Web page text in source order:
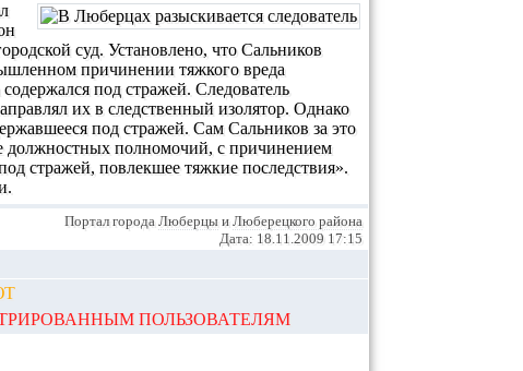
суд. Установлено, что Сальников
причинении тяжкого вреда
под стражей. Следователь
их в следственный изолятор. Однако
под стражей. Сам Сальников за это
должностных полномочий, с причинением
стражей, повлекшее тяжкие последствия».
Портал города Люберцы и Люберецкого района
Дата: 18.11.2009 17:15
ПОЛЬЗОВАТЕЛЯМ